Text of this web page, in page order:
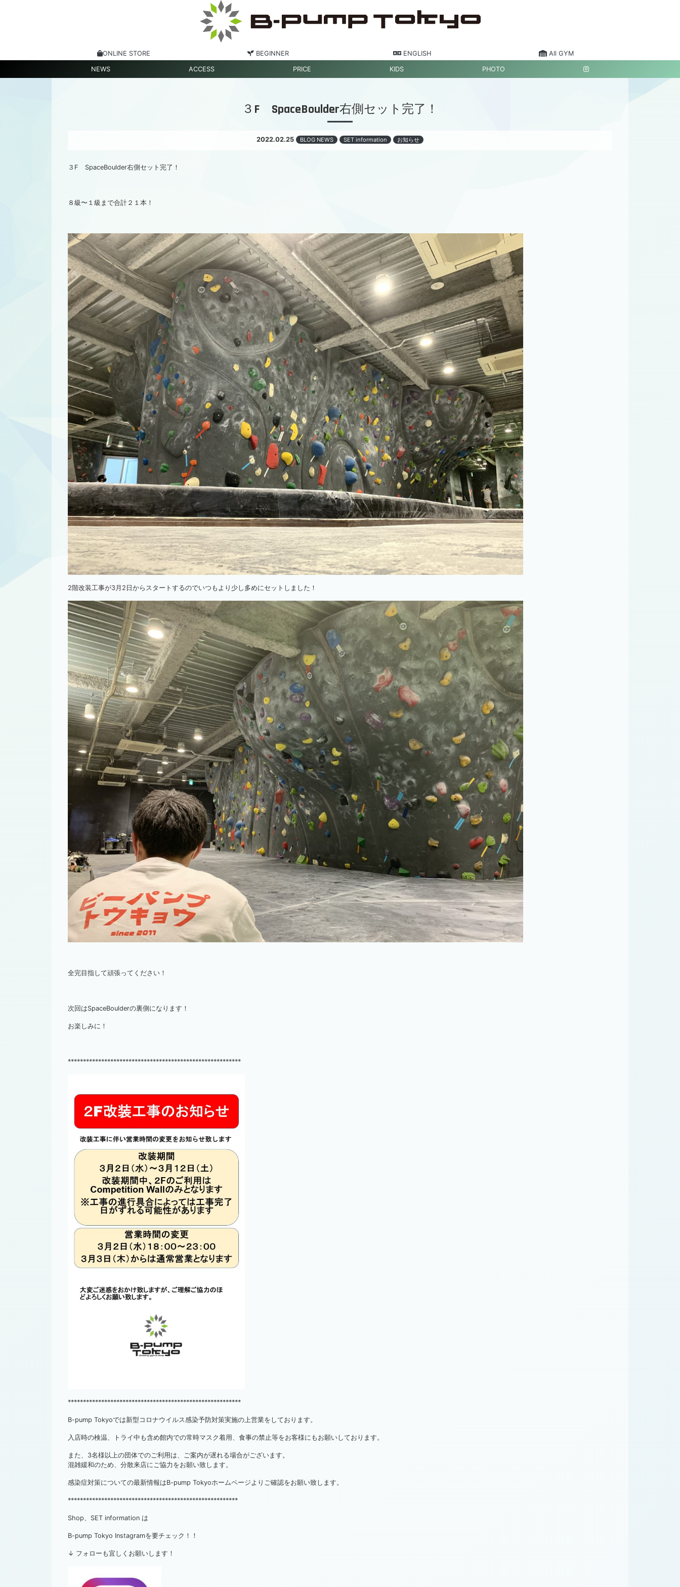
ONLINE STORE BEGINNER ENGLISH All GYM
NEWS ACCESS PRICE KIDS PHOTO
３F SpaceBoulder右側セット完了！
2022.02.25 BLOG NEWS SET information お知らせ
３F SpaceBoulder右側セット完了！
８級〜１級まで合計２１本！
2階改装工事が3月2日からスタートするのでいつもより少し多めにセットしました！
全完目指して頑張ってください！
次回はSpaceBoulderの裏側になります！
お楽しみに！
*********************************************************
*********************************************************
B-pump Tokyoでは新型コロナウイルス感染予防対策実施の上営業をしております。
入店時の検温、トライ中も含め館内での常時マスク着用、食事の禁止等をお客様にもお願いしております。
また、3名様以上の団体でのご利用は、ご案内が遅れる場合がございます。
混雑緩和のため、分散来店にご協力をお願い致します。
感染症対策についての最新情報はB-pump Tokyoホームページよりご確認をお願い致します。
********************************************************
Shop、SET information は
B-pump Tokyo Instagramを要チェック！！
↓ フォローも宜しくお願いします！